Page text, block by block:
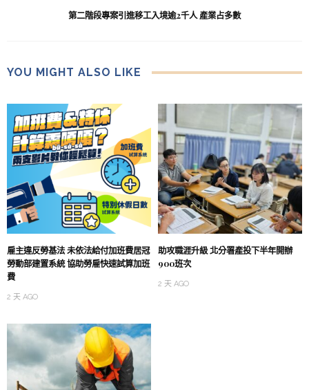
第二階段專案引進移工入境逾2千人 產業占多數
YOU MIGHT ALSO LIKE
雇主違反勞基法 未依法給付加班費居冠
勞動部建置系統 協助勞雇快速試算加班
費
2 天 AGO
助攻職涯升級 北分署產投下半年開辦
900班次
2 天 AGO